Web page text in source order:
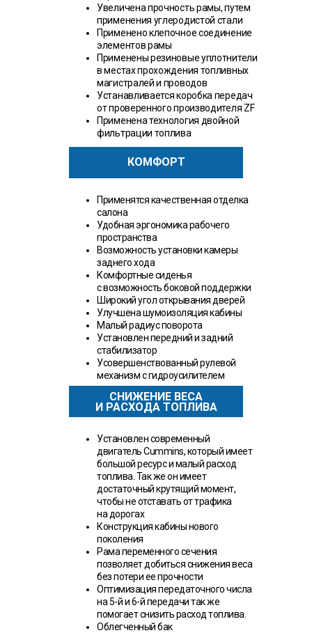
КОМФОРТ
СНИЖЕНИЕ ВЕСА
И РАСХОДА ТОПЛИВА
Применятся качественная отделка
салона
Удобная эргономика рабочего
пространства
Возможность установки камеры
заднего хода
Комфортные сиденья
с возможность боковой поддержки
Широкий угол открывания дверей
Улучшена шумоизоляция кабины
Малый радиус поворота
Установлен передний и задний
стабилизатор
Усовершенствованный рулевой
механизм с гидроусилителем
Установлен современный
двигатель Cummins, который имеет
большой ресурс и малый расход
топлива. Так же он имеет
достаточный крутящий момент,
чтобы не отставать от трафика
на дорогах
Конструкция кабины нового
поколения
Рама переменного сечения
позволяет добиться снижения веса
без потери ее прочности
Оптимизация передаточного числа
на 5-й и 6-й передачи так же
помогает снизить расход топлива.
Облегченный бак
Увеличена прочность рамы, путем
применения углеродистой стали
Применено клепочное соединение
элементов рамы
Применены резиновые уплотнители
в местах прохождения топливных
магистралей и проводов
Устанавливается коробка передач
от проверенного производителя ZF
Применена технология двойной
фильтрации топлива